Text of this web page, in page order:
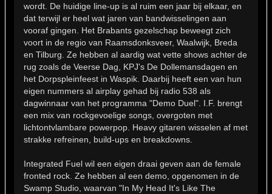
wordt. De huidige line-up is al ruim een jaar bij elkaar, en
dat terwijl er heel wat jaren van bandwisselingen aan
vooraf gingen. Het Brabants gezelschap beweegt zich
voort in de regio van Raamsdonksveer, Waalwijk, Breda
en Tilburg. Ze hebben al aardig wat vette shows achter de
rug zoals de Veerse Dag, KPJ's De Dollemansdagen en
het Dorpspleinfeest in Waspik. Daarbij heeft een van hun
eigen nummers al airplay gehad bij radio 538 als
dagwinnaar van het programma "Demo Duel". I.F. brengt
een mix van rockgevoelige songs, overgoten met
lichtontvlambare powerpop. Heavy gitaren wisselen af met
strakke refreinen, build-ups en breakdowns.
Integrated Fuel wil een eigen draai geven aan de female
fronted rock. Ze hebben al een demo, opgenomen in de
Swamp Studio, waarvan "In My Head It's Like The